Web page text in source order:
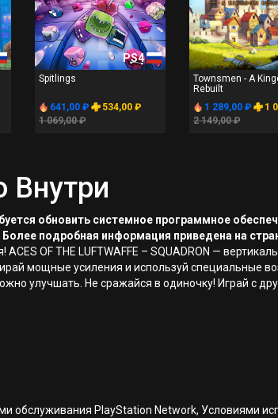
PS4
Spitlings
641,00 ₽
534,00 ₽
1 069,00 ₽
Townsmen - A
Rebuilt
1 289,00 ₽
1
2 149,00 ₽
Внутри
обновить системное программное
подробная информация приведена на
ACES OF THE LUFTWAFFE – SQUADRON —
мощные усиления и используй специальные
улучшать. Не сражайся в одиночку! Играй с
обслуживания PlayStation Network,